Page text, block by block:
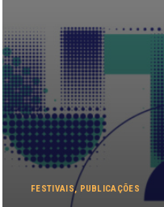
FESTIVAIS, PUBLICAÇÕES